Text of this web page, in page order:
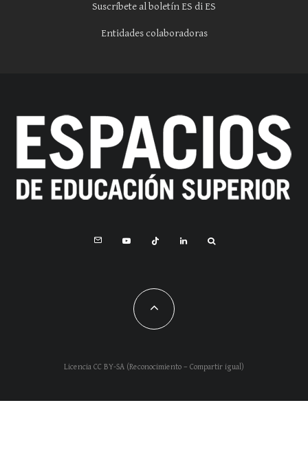
Suscríbete al boletín ES di ES
Entidades colaboradoras
Licencia CC BY-SA (Reconocimiento – Compartir igual)